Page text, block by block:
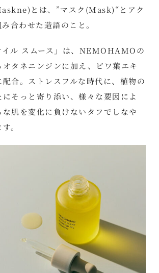
とは、”マスク(Mask)“とアク
合わせた造語のこと。
イル スムース」は、NEMOHAMOの
オタネニンジンに加え、ビワ葉エキ
合。ストレスフルな時代に、植物の
そっと寄り添い、様々な要因によ
な肌を変化に負けないタフでしなや
。